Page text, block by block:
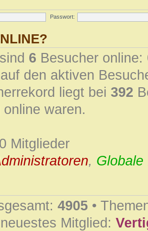
Passwort:
6 Besucher
den aktiven
liegt bei 392
waren.
Mitglieder
, Globale
4905 •
Mitglied: